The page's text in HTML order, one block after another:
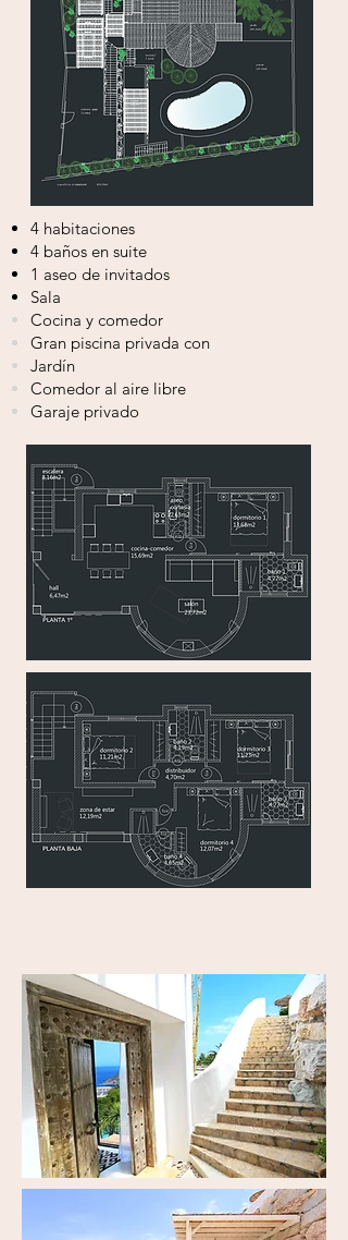
4 habitaciones
4 baños en suite
1 aseo de invitados
Sala
Cocina y comedor
Gran piscina privada con
Jardín
Comedor al aire libre
Garaje privado